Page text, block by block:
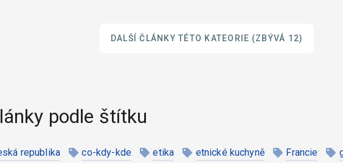
DALŠÍ ČLÁNKY TÉTO KATEORIE (ZBÝVÁ 12)
podle štítku
republika co-kdy-kde etika etnické kuchyně Francie